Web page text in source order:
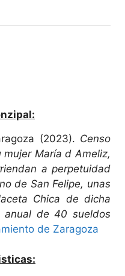
(2023). Censo
María d Ameliz,
a perpetuidad
de San Felipe, unas
Chica de dicha
anual de 40 sueldos
de Zaragoza